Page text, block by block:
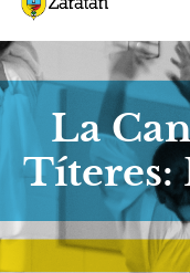
La
Títeres: